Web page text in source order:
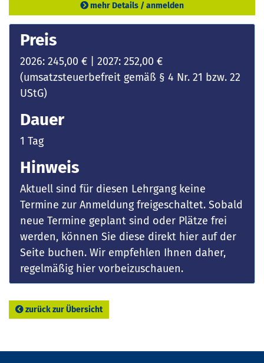
mehr Details / anmelden
Preis
2026: 245,00 € | 2027: 252,00 €
(umsatzsteuerbefreit gemäß § 4 Nr. 21 bzw. 22
UStG)
Dauer
1 Tag
Hinweis
Aktuell sind für diesen Lehrgang keine
Termine zur Anmeldung freigeschaltet. Sobald
neue Termine geplant sind oder Plätze frei
werden, können Sie diese direkt hier auf der
Seite buchen. Wir empfehlen Ihnen daher,
regelmäßig hier vorbeizuschauen.
zurück zur Übersicht